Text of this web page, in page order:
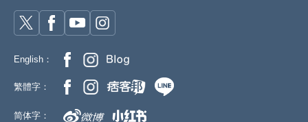
English：
繁體字：
简体字：